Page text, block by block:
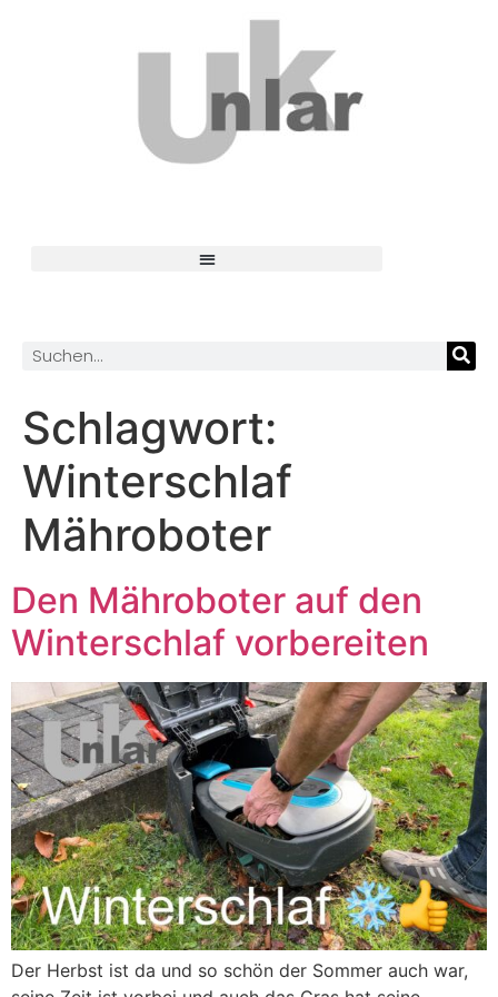
Schlagwort:
Winterschlaf
Mähroboter
Den Mähroboter auf den
Winterschlaf vorbereiten
Der Herbst ist da und so schön der Sommer auch war,